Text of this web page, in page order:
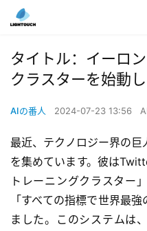
タイトル：イーロ
クラスターを始動
AIの番人 2024-07-23 13:56
最近、テクノロジー界の
を集めています。彼は
トレーニングクラスター
「すべての指標で世界最
ました。このシステムは